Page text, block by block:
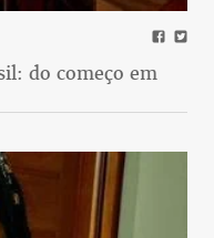
do começo em